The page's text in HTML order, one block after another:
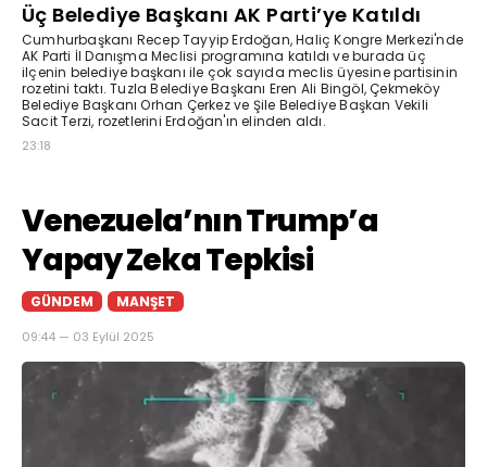
Üç Belediye Başkanı AK Parti’ye Katıldı
Cumhurbaşkanı Recep Tayyip Erdoğan, Haliç Kongre Merkezi'nde
AK Parti İl Danışma Meclisi programına katıldı ve burada üç
ilçenin belediye başkanı ile çok sayıda meclis üyesine partisinin
rozetini taktı. Tuzla Belediye Başkanı Eren Ali Bingöl, Çekmeköy
Belediye Başkanı Orhan Çerkez ve Şile Belediye Başkan Vekili
Sacit Terzi, rozetlerini Erdoğan'ın elinden aldı.
23:18